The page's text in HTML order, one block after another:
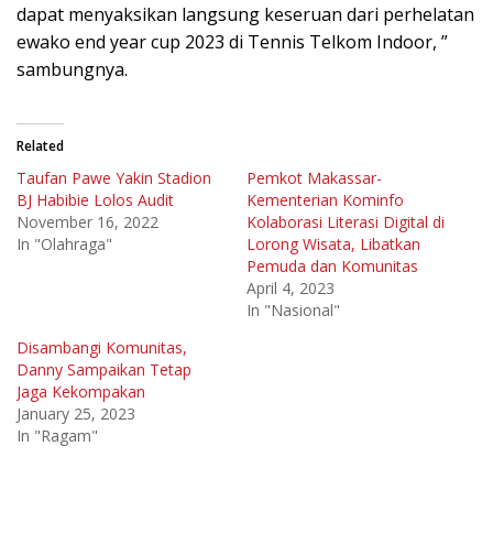
dapat menyaksikan langsung keseruan dari perhelatan
ewako end year cup 2023 di Tennis Telkom Indoor, ”
sambungnya.
Related
Taufan Pawe Yakin Stadion
BJ Habibie Lolos Audit
November 16, 2022
In "Olahraga"
Pemkot Makassar-
Kementerian Kominfo
Kolaborasi Literasi Digital di
Lorong Wisata, Libatkan
Pemuda dan Komunitas
April 4, 2023
In "Nasional"
Disambangi Komunitas,
Danny Sampaikan Tetap
Jaga Kekompakan
January 25, 2023
In "Ragam"